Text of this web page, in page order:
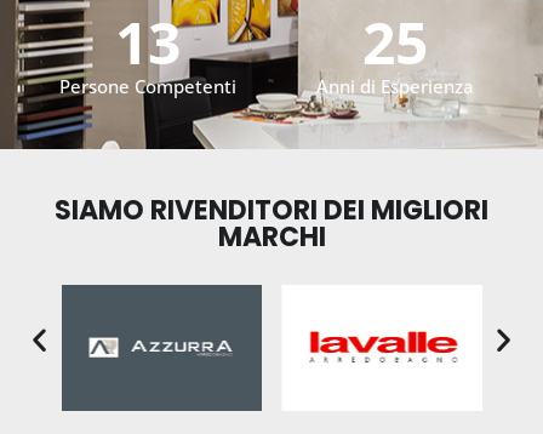
Persone Competenti
13
Anni di Esperienza
25
SIAMO RIVENDITORI DEI MIGLIORI
MARCHI